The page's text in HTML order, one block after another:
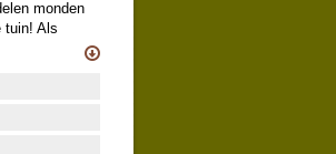
monden
tuin! Als
genot
deel
een dakje
bloeien
veel